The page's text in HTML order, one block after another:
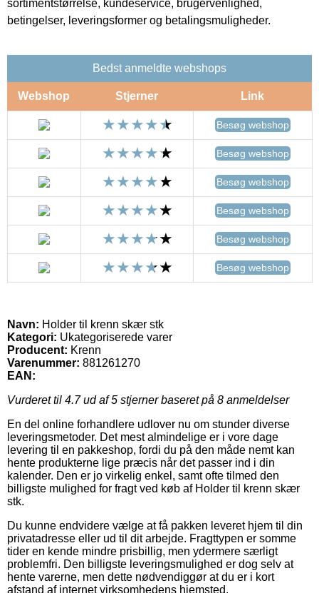
sortimentstørrelse, kundeservice, brugervenlighed,
betingelser, leveringsformer og betalingsmuligheder.
Bedst anmeldte webshops
Webshop Stjerner Link
Besøg webshop
Besøg webshop
Besøg webshop
Besøg webshop
Besøg webshop
Besøg webshop
Navn: Holder til krenn skær stk
Kategori: Ukategoriserede varer
Producent: Krenn
Varenummer: 881261270
EAN:
Vurderet til 4.7ud af 5 stjerner baseret på 8 anmeldelser
En del online forhandlere udlover nu om stunder diverse
leveringsmetoder. Det mest almindelige er i vore dage
levering til en pakkeshop, fordi du på den måde nemt kan
hente produkterne lige præcis når det passer ind i din
kalender. Den er jo virkelig enkel, samt ofte tilmed den
billigste mulighed for fragt ved køb af Holder til krenn skær
stk.
Du kunne endvidere vælge at få pakken leveret hjem til din
privatadresse eller ud til dit arbejde. Fragttypen er somme
tider en kende mindre prisbillig, men ydermere særligt
problemfri. Den billigste leveringsmulighed er dog selv at
hente varerne, men dette nødvendiggør at du er i kort
afstand af internet virksomhedens hjemsted.